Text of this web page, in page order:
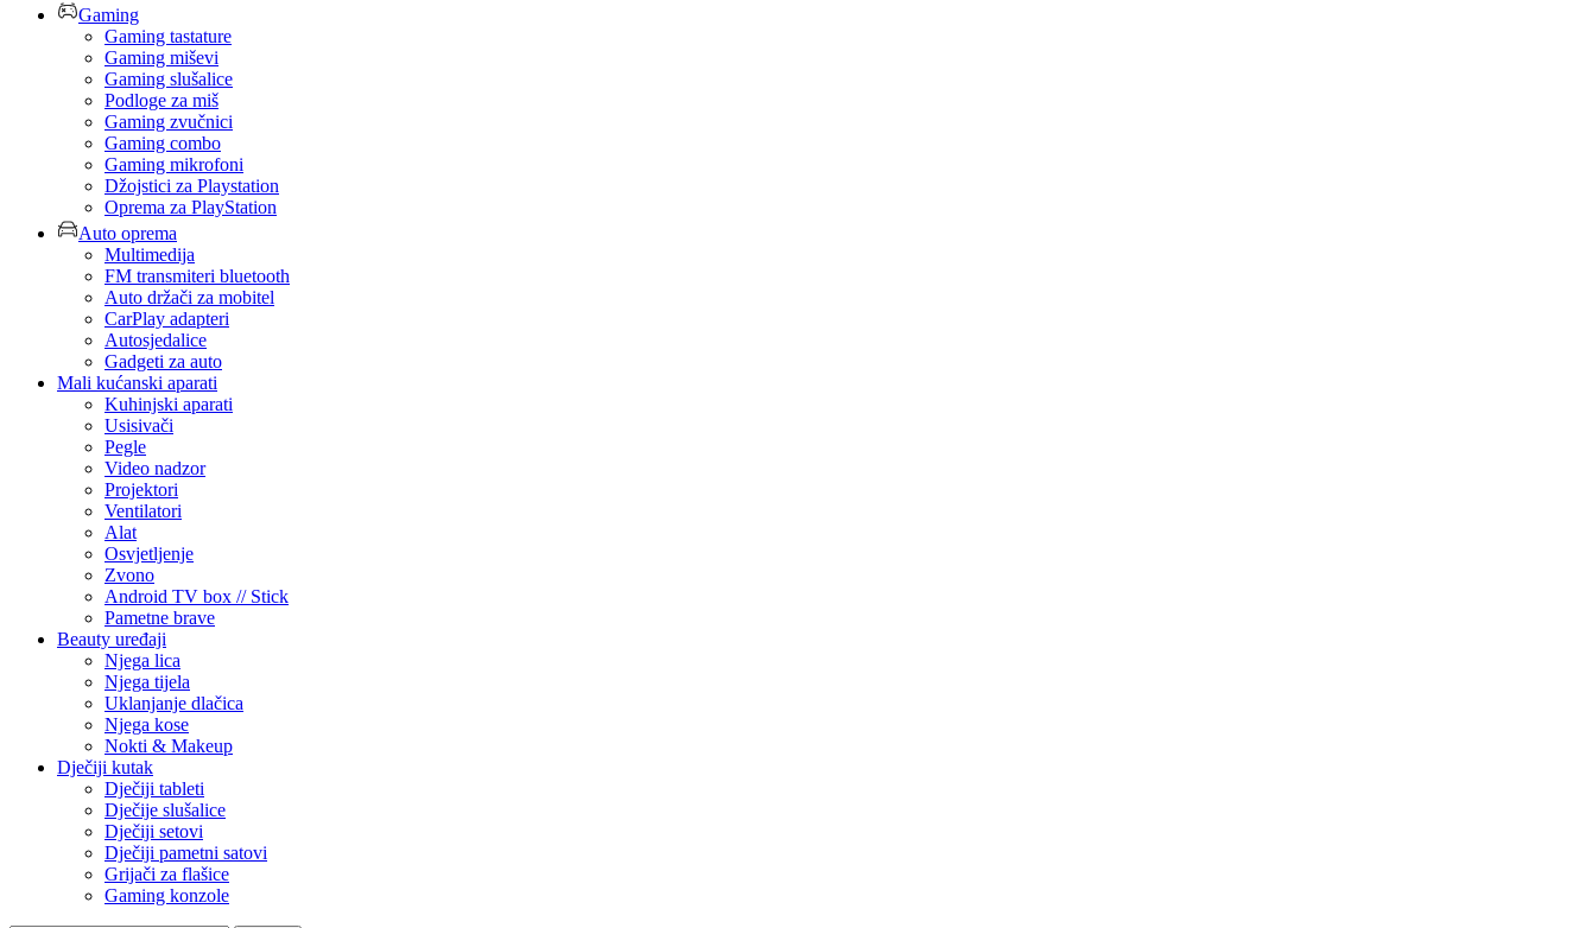
Gaming
Gaming tastature
Gaming miševi
Gaming slušalice
Podloge za miš
Gaming zvučnici
Gaming combo
Gaming mikrofoni
Džojstici za Playstation
Oprema za PlayStation
Auto oprema
Multimedija
FM transmiteri bluetooth
Auto držači za mobitel
CarPlay adapteri
Autosjedalice
Gadgeti za auto
Mali kućanski aparati
Kuhinjski aparati
Usisivači
Pegle
Video nadzor
Projektori
Ventilatori
Alat
Osvjetljenje
Zvono
Android TV box // Stick
Pametne brave
Beauty uređaji
Njega lica
Njega tijela
Uklanjanje dlačica
Njega kose
Nokti & Makeup
Dječiji kutak
Dječiji tableti
Dječije slušalice
Dječiji setovi
Dječiji pametni satovi
Grijači za flašice
Gaming konzole